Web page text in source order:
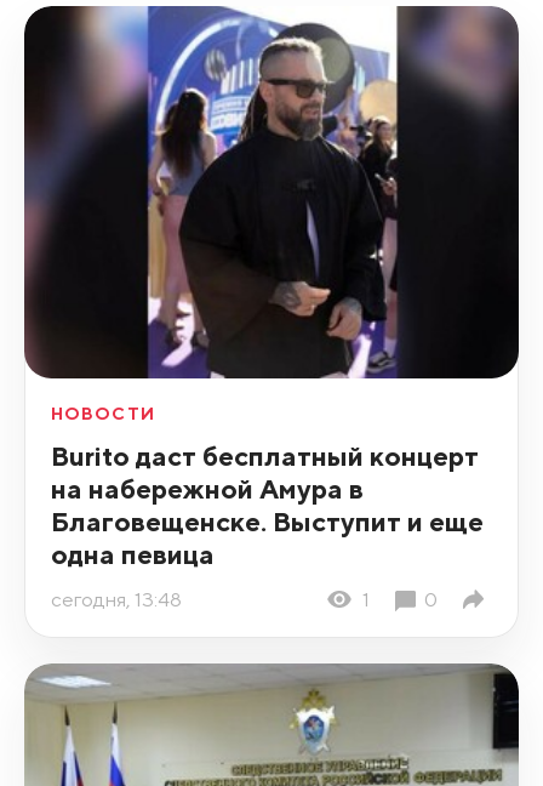
НОВОСТИ
Burito даст бесплатный концерт
на набережной Амура в
Благовещенске. Выступит и еще
одна певица
сегодня, 13:48 1 0